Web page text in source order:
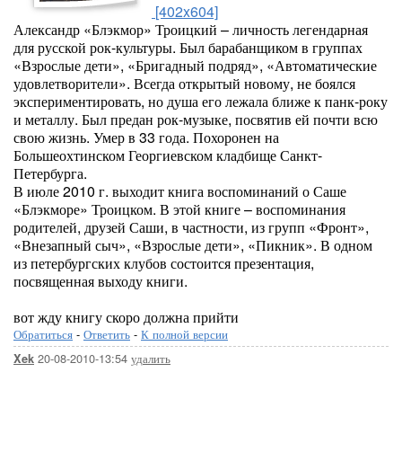
[402x604]
Александр «Блэкмор» Троицкий – личность легендарная
для русской рок-культуры. Был барабанщиком в группах
«Взрослые дети», «Бригадный подряд», «Автоматические
удовлетворители». Всегда открытый новому, не боялся
экспериментировать, но душа его лежала ближе к панк-року
и металлу. Был предан рок-музыке, посвятив ей почти всю
свою жизнь. Умер в 33 года. Похоронен на
Большеохтинском Георгиевском кладбище Санкт-
Петербурга.
В июле 2010 г. выходит книга воспоминаний о Саше
«Блэкморе» Троицком. В этой книге – воспоминания
родителей, друзей Саши, в частности, из групп «Фронт»,
«Внезапный сыч», «Взрослые дети», «Пикник». В одном
из петербургских клубов состоится презентация,
посвященная выходу книги.
вот жду книгу скоро должна прийти
Обратиться - Ответить - К полной версии
Xek 20-08-2010-13:54 удалить